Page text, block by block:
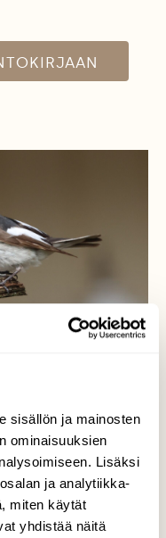
sisällön ja mainosten
ominaisuuksien
Lisäksi
ja analytiikka-
miten käytät
yhdistää näitä